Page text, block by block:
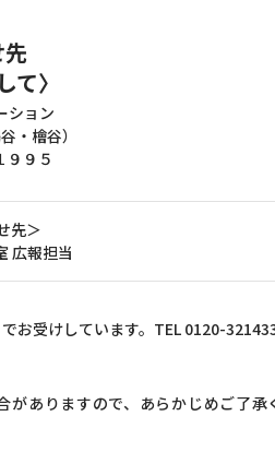
て〉
ション
・檜谷）
９９５
先＞
広報担当
お受けしています。TEL 0120-
ありますので、あらかじめご了承